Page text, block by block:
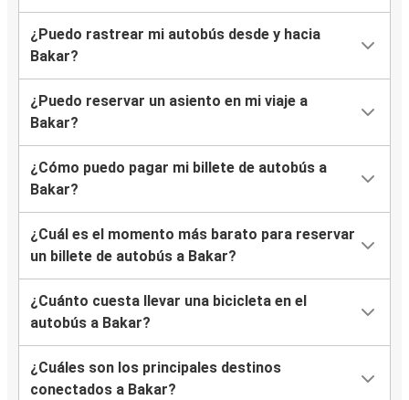
¿Puedo rastrear mi autobús desde y hacia
Bakar?
¿Puedo reservar un asiento en mi viaje a
Bakar?
¿Cómo puedo pagar mi billete de autobús a
Bakar?
¿Cuál es el momento más barato para reservar
un billete de autobús a Bakar?
¿Cuánto cuesta llevar una bicicleta en el
autobús a Bakar?
¿Cuáles son los principales destinos
conectados a Bakar?